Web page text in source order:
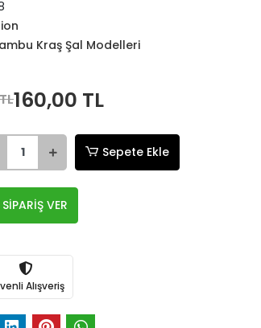
Kraş Şal Modelleri
160,00 TL
Sepete Ekle
VER
Alışveriş